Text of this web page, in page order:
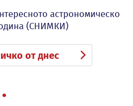
астрономическо
(СНИМКИ)
от днес